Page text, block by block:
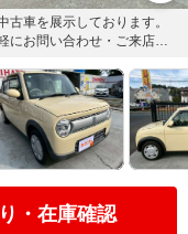
車を展示しております。
お問い合わせ・ご来店下
・在庫確認